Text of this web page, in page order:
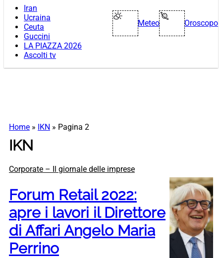
Iran
Ucraina
Ceuta
Guccini
LA PIAZZA 2026
Ascolti tv
Meteo Oroscopo
Home » IKN » Pagina 2
IKN
Corporate – Il giornale delle imprese
Forum Retail 2022:
apre i lavori il Direttore
di Affari Angelo Maria
Perrino